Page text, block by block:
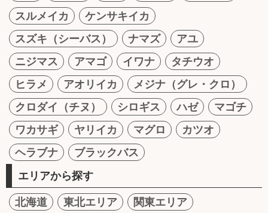
スルメイカ
ケンサキイカ
スズキ（シーバス）
ナマズ
アユ
ニジマス
アマゴ イワナ
タチウオ
ヒラメ
アオリイカ
メジナ（グレ・クロ）
クロダイ（チヌ）
シロギス ハゼ
マゴチ
ワカサギ
ヤリイカ マグロ
カツオ
ヘラブナ
ブラックバス
エリアから探す
北海道 東北エリア
関東エリア